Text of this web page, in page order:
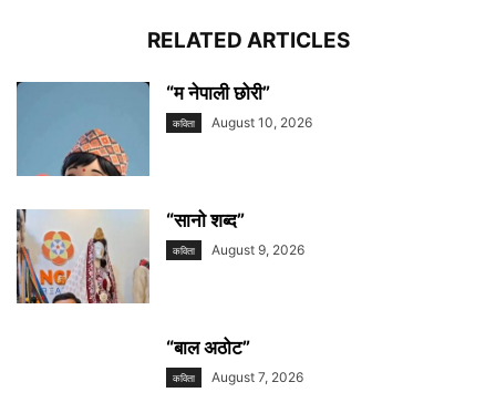
RELATED ARTICLES
“म नेपाली छोरी”
कविता August 10, 2026
“सानाे शब्द”
कविता August 9, 2026
“बाल अठोट”
कविता August 7, 2026